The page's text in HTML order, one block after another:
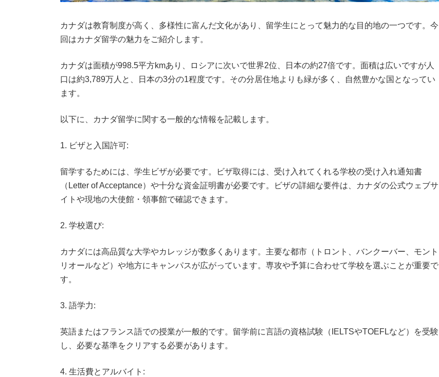
カナダは教育制度が高く、多様性に富んだ文化があり、留学生にとって魅力的な目的地の一つです。今
回はカナダ留学の魅力をご紹介します。
カナダは面積が998.5平方kmあり、ロシアに次いで世界2位、日本の約27倍です。面積は広いですが人
口は約3,789万人と、日本の3分の1程度です。その分居住地よりも緑が多く、自然豊かな国となってい
ます。
以下に、カナダ留学に関する一般的な情報を記載します。
1. ビザと入国許可:
留学するためには、学生ビザが必要です。ビザ取得には、受け入れてくれる学校の受け入れ通知書
（Letter of Acceptance）や十分な資金証明書が必要です。ビザの詳細な要件は、カナダの公式ウェブサ
イトや現地の大使館・領事館で確認できます。
2. 学校選び:
カナダには高品質な大学やカレッジが数多くあります。主要な都市（トロント、バンクーバー、モント
リオールなど）や地方にキャンパスが広がっています。専攻や予算に合わせて学校を選ぶことが重要で
す。
3. 語学力:
英語またはフランス語での授業が一般的です。留学前に言語の資格試験（IELTSやTOEFLなど）を受験
し、必要な基準をクリアする必要があります。
4. 生活費とアルバイト: